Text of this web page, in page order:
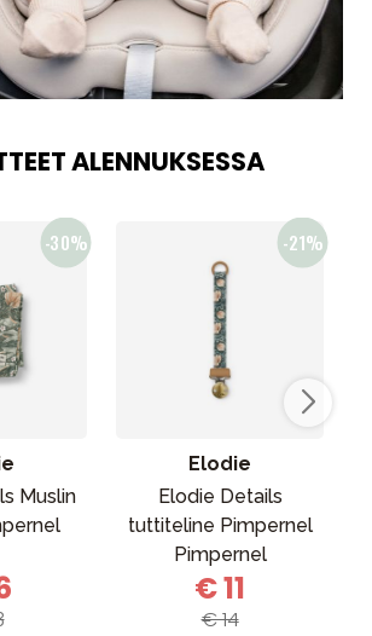
ALENNUKSESSA
Muslin
Elodie
Elodie Details
tuttiteline Pimpernel
Pimpernel
€ 11
€ 14